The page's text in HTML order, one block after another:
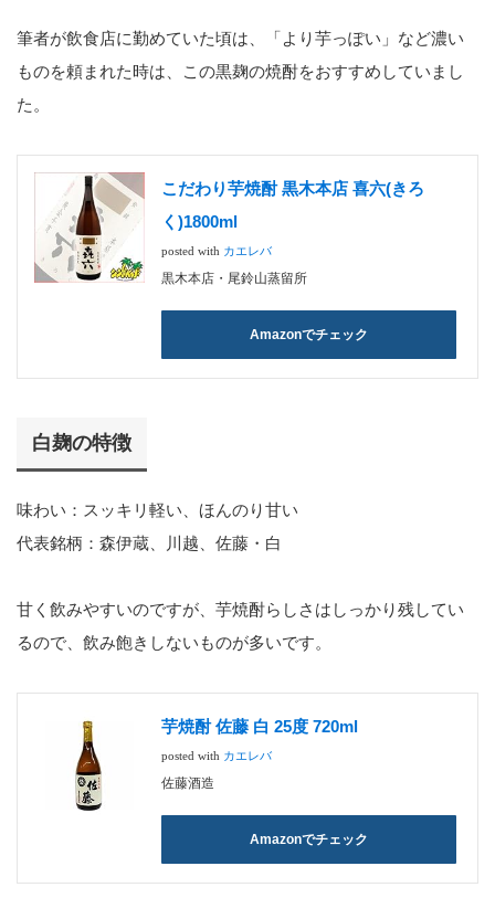
筆者が飲食店に勤めていた頃は、「より芋っぽい」など濃い
ものを頼まれた時は、この黒麹の焼酎をおすすめしていまし
た。
こだわり芋焼酎 黒木本店 喜六(きろ
く)1800ml
posted with カエレバ
黒木本店・尾鈴山蒸留所
Amazonでチェック
白麹の特徴
味わい：スッキリ軽い、ほんのり甘い
代表銘柄：森伊蔵、川越、佐藤・白
甘く飲みやすいのですが、芋焼酎らしさはしっかり残してい
るので、飲み飽きしないものが多いです。
芋焼酎 佐藤 白 25度 720ml
posted with カエレバ
佐藤酒造
Amazonでチェック